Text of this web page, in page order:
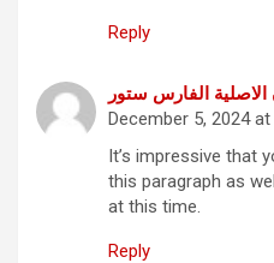
Reply
الفارس ستور
December 5, 2024
It’s impressive that
this paragraph as
at this time.
Reply